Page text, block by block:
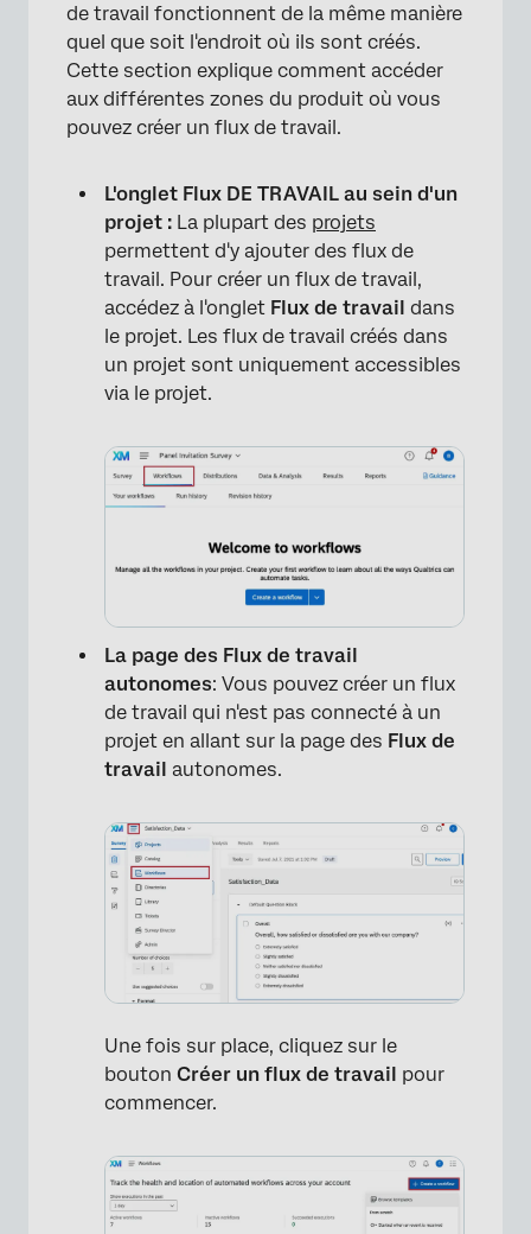
de travail fonctionnent de la même manière
quel que soit l'endroit où ils sont créés.
Cette section explique comment accéder
aux différentes zones du produit où vous
pouvez créer un flux de travail.
L'onglet Flux DE TRAVAIL au sein d'un
projet : La plupart des projets
permettent d'y ajouter des flux de
travail. Pour créer un flux de travail,
accédez à l'onglet Flux de travail dans
le projet. Les flux de travail créés dans
un projet sont uniquement accessibles
via le projet.
La page des Flux de travail
autonomes: Vous pouvez créer un flux
de travail qui n'est pas connecté à un
projet en allant sur la page des Flux de
travail autonomes.
Une fois sur place, cliquez sur le
bouton Créer un flux de travail pour
commencer.